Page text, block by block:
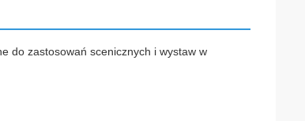
do zastosowań scenicznych i wystaw w